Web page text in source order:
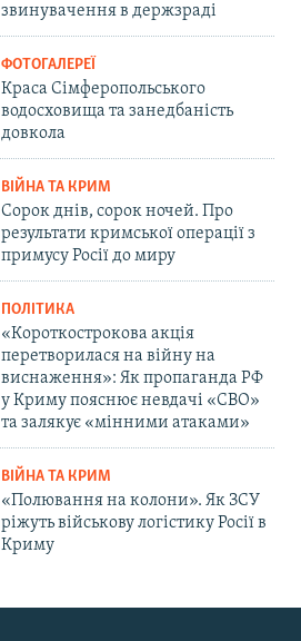
звинувачення в держзраді
ФОТОГАЛЕРЕЇ
Краса Сімферопольського
водосховища та занедбаність
довкола
ВІЙНА ТА КРИМ
Сорок днів, сорок ночей. Про
результати кримської операції з
примусу Росії до миру
ПОЛІТИКА
«Короткострокова акція
перетворилася на війну на
виснаження»: Як пропаганда РФ
у Криму пояснює невдачі «СВО»
та залякує «мінними атаками»
ВІЙНА ТА КРИМ
«Полювання на колони». Як ЗСУ
ріжуть військову логістику Росії в
Криму